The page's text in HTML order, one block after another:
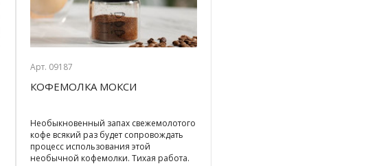
Арт. 09187
КОФЕМОЛКА МОКСИ
Необыкновенный запах свежемолотого
кофе всякий раз будет сопровождать
процесс использования этой
необычной кофемолки. Тихая работа.